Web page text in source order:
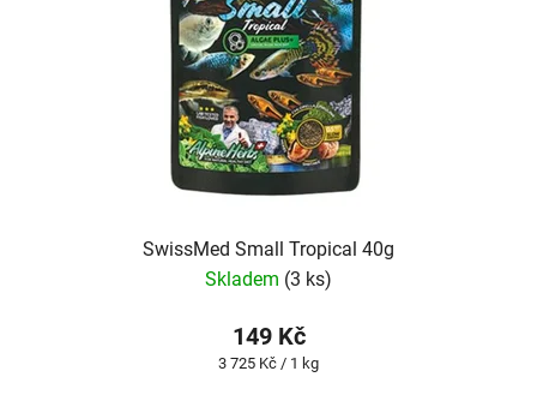
SwissMed Small Tropical 40g
Skladem (3 ks)
149 Kč
Měrná
3 725 Kč / 1 kg